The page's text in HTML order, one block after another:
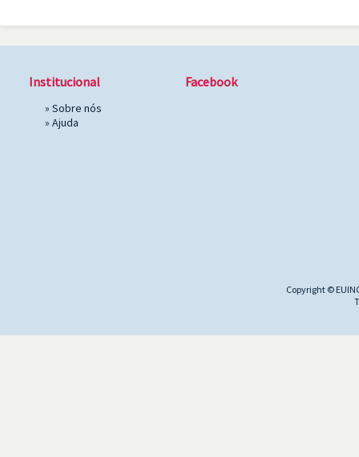
Institucional
» Sobre nós
» Ajuda
Facebook
Copyright ©